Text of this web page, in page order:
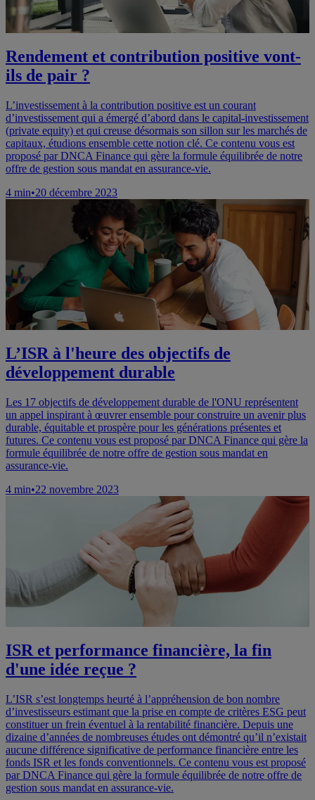
Rendement et contribution positive vont-
ils de pair ?
L’investissement à la contribution positive est un courant
d’investissement qui a émergé d’abord dans le capital-investissement
(private equity) et qui creuse désormais son sillon sur les marchés de
capitaux, étudions ensemble cette notion clé. Ce contenu vous est
proposé par DNCA Finance qui gère la formule équilibrée de notre
offre de gestion sous mandat en assurance-vie.
4 min•20 décembre 2023
L’ISR à l'heure des objectifs de
développement durable
Les 17 objectifs de développement durable de l'ONU représentent
un appel inspirant à œuvrer ensemble pour construire un avenir plus
durable, équitable et prospère pour les générations présentes et
futures. Ce contenu vous est proposé par DNCA Finance qui gère la
formule équilibrée de notre offre de gestion sous mandat en
assurance-vie.
4 min•22 novembre 2023
ISR et performance financière, la fin
d'une idée reçue ?
L’ISR s’est longtemps heurté à l’appréhension de bon nombre
d’investisseurs estimant que la prise en compte de critères ESG peut
constituer un frein éventuel à la rentabilité financière. Depuis une
dizaine d’années de nombreuses études ont démontré qu’il n’existait
aucune différence significative de performance financière entre les
fonds ISR et les fonds conventionnels. Ce contenu vous est proposé
par DNCA Finance qui gère la formule équilibrée de notre offre de
gestion sous mandat en assurance-vie.